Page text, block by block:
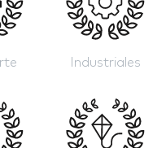
Industriales